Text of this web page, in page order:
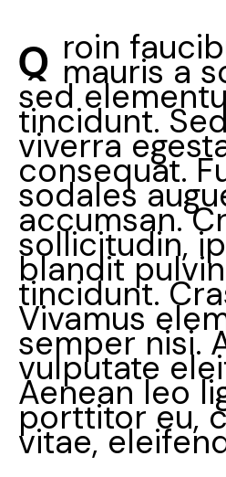
Q roin
mauris a
sed
tincidunt.
viverra
consequat.
sodales
accumsan.
sollicitudin,
blandit
tincidunt.
Vivamus
semper nisi.
vulputate
Aenean leo
porttitor eu,
vitae,